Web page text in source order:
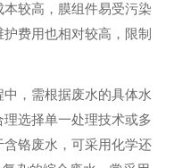
较高，膜组件易受污染
费用也相对较高，限制
，需根据废水的具体水
选择单一处理技术或多
铬废水，可采用化学还